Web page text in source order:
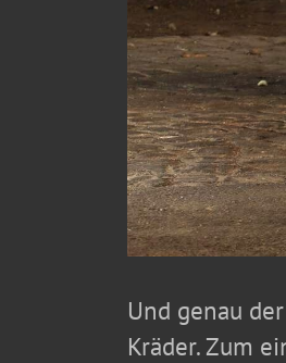
Und genau
Kräder. Zum